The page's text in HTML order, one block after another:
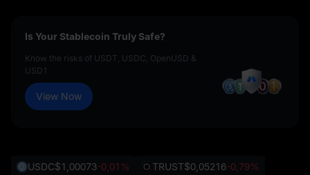
Is Your Stablecoin Truly Safe?
Know the risks of USDT, USDC, OpenUSD &
USD1
View Now
USDC$1,00073-0,01% TRUST$0,05216-0,79%